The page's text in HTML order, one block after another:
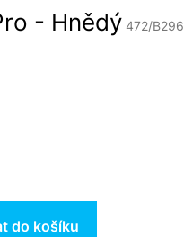
- Hnědý 472/B296
do košíku